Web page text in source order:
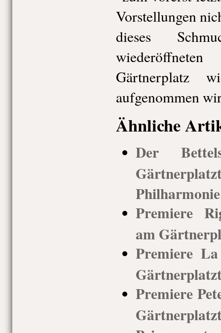
Vorstellungen
dieses
Gärtnerplatz
aufgenommen
Ähnliche
Der
Premiere
am
Premiere La
Premiere